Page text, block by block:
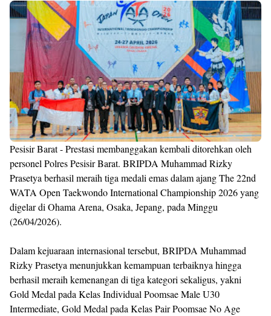
Premium
By
Raushan
Design
With
Shroff
Templates
Pesisir Barat - Prestasi membanggakan kembali ditorehkan oleh
personel Polres Pesisir Barat. BRIPDA Muhammad Rizky
Prasetya berhasil meraih tiga medali emas dalam ajang The 22nd
WATA Open Taekwondo International Championship 2026 yang
digelar di Ohama Arena, Osaka, Jepang, pada Minggu
(26/04/2026).
Dalam kejuaraan internasional tersebut, BRIPDA Muhammad
Rizky Prasetya menunjukkan kemampuan terbaiknya hingga
berhasil meraih kemenangan di tiga kategori sekaligus, yakni
Gold Medal pada Kelas Individual Poomsae Male U30
Intermediate, Gold Medal pada Kelas Pair Poomsae No Age